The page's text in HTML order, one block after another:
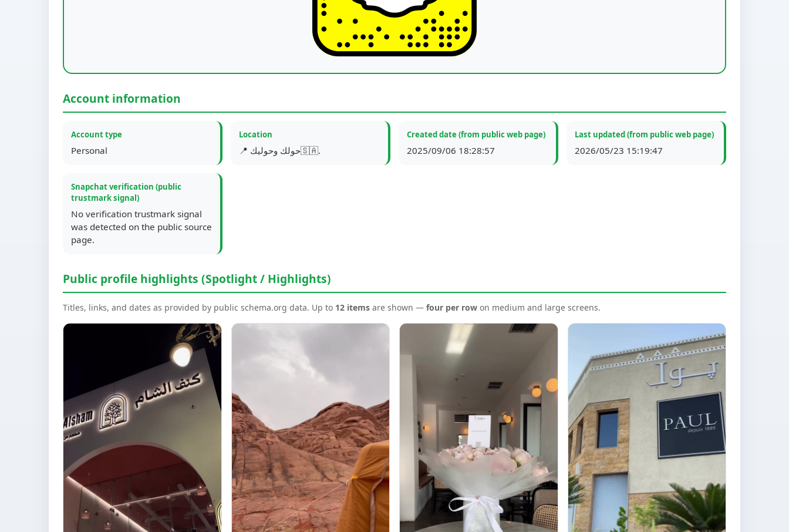
Account information
Account type
Personal
Location
📍 حولك وحوليك🇸🇦.
Created date (from public web page)
2025/09/06 18:28:57
Last updated (from public web page)
2026/05/23 15:19:47
Snapchat verification (public
trustmark signal)
No verification trustmark signal
was detected on the public source
page.
Public profile highlights (Spotlight / Highlights)
Titles, links, and dates as provided by public schema.org data. Up to 12 items are shown — four per row on medium and large screens.